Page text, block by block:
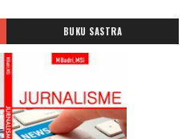
BUKU SASTRA